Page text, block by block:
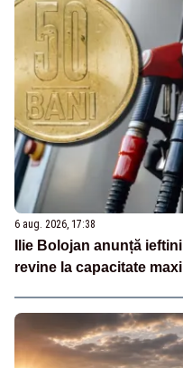
6 aug. 2026, 17:38
Ilie Bolojan anunță
revine la capacitate